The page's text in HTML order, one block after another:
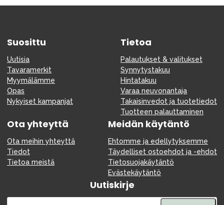
Suosittu
Uutisia
Tavaramerkit
Myymälämme
Opas
Nykyiset kampanjat
Tietoa
Palautukset & valitukset
Synnytystakuu
Hintatakuu
Varaa neuvonantaja
Takaisinvedot ja tuotetiedot
Tuotteen palauttaminen
Ota yhteyttä
Ota meihin yhteyttä
Tiedot
Tietoa meistä
Meidän käytäntö
Ehtomme ja edellytyksemme
Täydelliset ostoehdot ja -ehdot
Tietosuojakäytäntö
Evästekäytäntö
Uutiskirje